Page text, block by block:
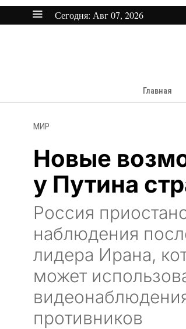
Сегодня: Авг 07, 2026
Главная
МИР
Новые
у Путина
Россия
наблюдения
лидера Ирана,
может
противников